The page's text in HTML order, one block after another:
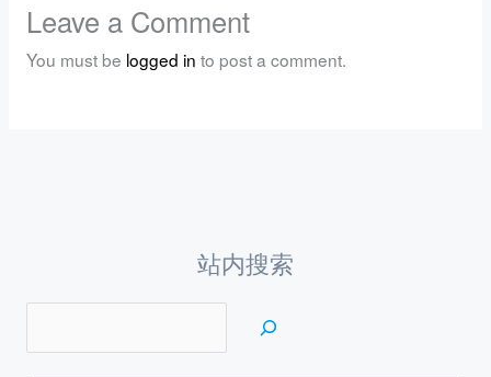
Leave a Comment
You must be logged in to post a comment.
站内搜索